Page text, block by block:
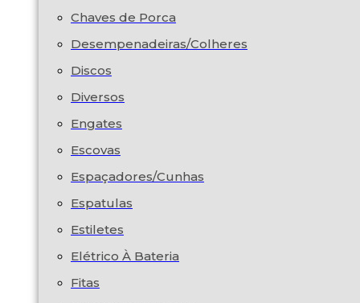
Chaves de Porca
Desempenadeiras/Colheres
Discos
Diversos
Engates
Escovas
Espaçadores/Cunhas
Espatulas
Estiletes
Elétrico À Bateria
Fitas